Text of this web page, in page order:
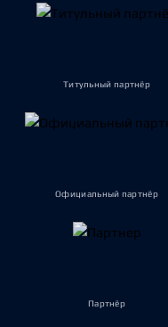
Титульный партнёр
Официальный партнёр
Партнёр